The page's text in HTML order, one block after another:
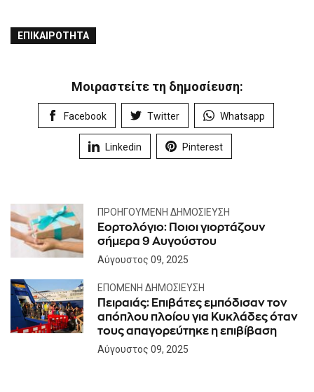
ΕΠΙΚΑΙΡΌΤΗΤΑ
Μοιραστείτε τη δημοσίευση:
Facebook Twitter Whatsapp
Linkedin Pinterest
ΠΡΟΗΓΟΎΜΕΝΗ ΔΗΜΟΣΊΕΥΣΗ
Εορτολόγιο: Ποιοι γιορτάζουν
σήμερα 9 Αυγούστου
Αύγουστος 09, 2025
ΕΠΌΜΕΝΗ ΔΗΜΟΣΊΕΥΣΗ
Πειραιάς: Επιβάτες εμπόδισαν τον
απόπλου πλοίου για Κυκλάδες όταν
τους απαγορεύτηκε η επιβίβαση
Αύγουστος 09, 2025